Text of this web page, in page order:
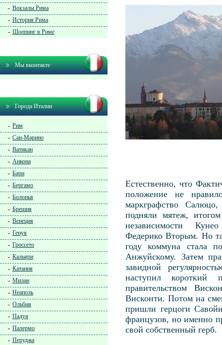
Естественно, что
положение не
маркграфство
подняли мятеж,
независимости
Федерико Вторым. Но
году коммуна стала
Анжуйскому. Затем
завидной
наступил короткий
правительством
Висконти. Потом на
пришли герцоги
французов, но именно
свой собственный герб.
Вокзалы Рима
История Рима
Шоппинг в Риме
Мы вконтакте
Города Италии
Рим
Сан-Марино
Ватикан
Анкона
Бари
Бергамо
Болонья
Брешия
Венеция
Генуя
Гроссето
Кальяри
Катания
Милан
Неаполь
Ольбия
Падуя
Палермо
Перуджа